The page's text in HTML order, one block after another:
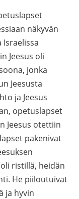
näkyvän
Israelissa
Jeesus oli
jonka
Jeesusta
ja Jeesus
opetuslapset
Jeesus otettiin
pakenivat
ristillä, heidän
He piiloutuivat
ja hyvin